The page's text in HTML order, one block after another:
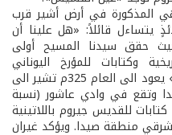
المذكورة في أرض أشير قرب
يتساءل قائلاً: «هل علينا أن
حيث حقق سيدنا المسيح أولى
وكتابات للمؤرخ اليوناني
أوزابيوس من كتابه «التاريخ الكنسي» يعود الى العام 325م تشير الى
50 كلم عن صيدا وتقع في وادي عاشور (نسبة
للقديس جيروم باللاتينية
منطقة صيدا. ويؤكد غيران